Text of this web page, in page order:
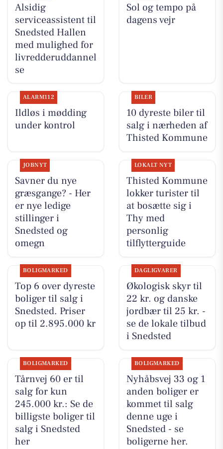
Alsidig
serviceassistent til
Snedsted Hallen
med mulighed for
livredderuddannel
se
Sol og tempo på
dagens vejr
ALARM112
Ildløs i mødding
under kontrol
BILER
10 dyreste biler til
salg i nærheden af
Thisted Kommune
JOBNYT
Savner du nye
græsgange? - Her
er nye ledige
stillinger i
Snedsted og
omegn
LOKALT NYT
Thisted Kommune
lokker turister til
at bosætte sig i
Thy med
personlig
tilflytterguide
BOLIGMARKED
Top 6 over dyreste
boliger til salg i
Snedsted. Priser
op til 2.895.000 kr
DAGLIGVARER
Økologisk skyr til
22 kr. og danske
jordbær til 25 kr. -
se de lokale tilbud
i Snedsted
BOLIGMARKED
Tårnvej 60 er til
salg for kun
245.000 kr.: Se de
billigste boliger til
salg i Snedsted
her
BOLIGMARKED
Nyhåbsvej 33 og 1
anden boliger er
kommet til salg
denne uge i
Snedsted - se
boligerne her.